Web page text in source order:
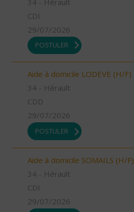
CDI
29/07/2026
POSTULER
Aide à domicile LODEVE (H/F)
34 - Hérault
CDD
29/07/2026
POSTULER
Aide à domicile SOMAILS (H/F)
34 - Hérault
CDI
29/07/2026